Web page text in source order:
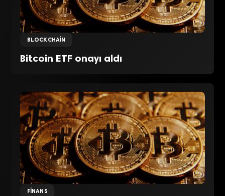
BLOCKCHAIN
Bitcoin ETF onayı aldı
FINANS